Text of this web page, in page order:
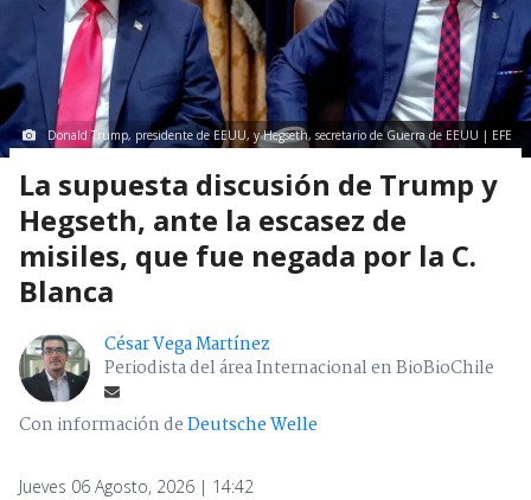
Donald Trump, presidente de EEUU, y Hegseth, secretario de Guerra de EEUU | EFE
La supuesta discusión de Trump y
Hegseth, ante la escasez de
misiles, que fue negada por la C.
Blanca
César Vega Martínez
Periodista del área Internacional en BioBioChile
Con información deDeutsche Welle
Jueves 06 Agosto, 2026 | 14:42